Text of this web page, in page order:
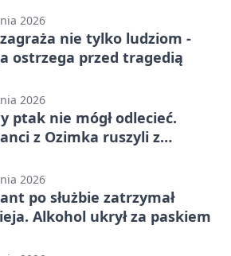
2026
zagraża nie tylko ludziom -
ostrzega przed tragedią
2026
ptak nie mógł odlecieć.
z Ozimka ruszyli z
2026
po służbie zatrzymał
Alkohol ukrył za paskiem